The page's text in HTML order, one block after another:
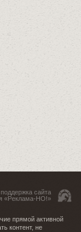
сайта
«Реклама-НО!»
прямой активной
контент, не